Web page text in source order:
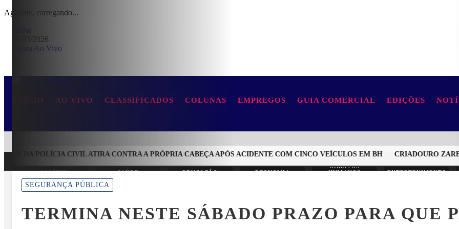
Aguarde, carregando...
22/05/2026
Agora Ao Vivo
INÍCIO AO VIVO CLASSIFICADOS COLUNAS EMPREGOS GUIA COMERCIAL EDIÇÕES
DA POLÍCIA CIVIL ATIRA CONTRA A PRÓPRIA CABEÇA APÓS ACIDENTE COM CINCO VEÍCULOS EM BH CRIADOURO
EM ALTA
POLÍTICA SAÚDE EDUCAÇÃO ECONOMIA
DIREITOS
HUMANOS
ENTRETENIMENTO
SEGURANÇA PÚBLICA
TERMINA NESTE SÁBADO PRAZO PARA QUE